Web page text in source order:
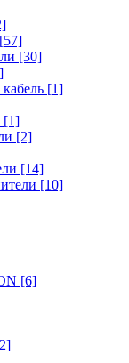
[57]
[30]
[1]
[1]
[2]
[14]
[10]
[6]